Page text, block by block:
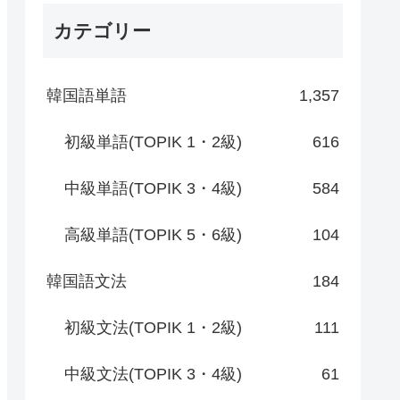
カテゴリー
韓国語単語 1,357
初級単語(TOPIK 1・2級) 616
中級単語(TOPIK 3・4級) 584
高級単語(TOPIK 5・6級) 104
韓国語文法 184
初級文法(TOPIK 1・2級) 111
中級文法(TOPIK 3・4級) 61